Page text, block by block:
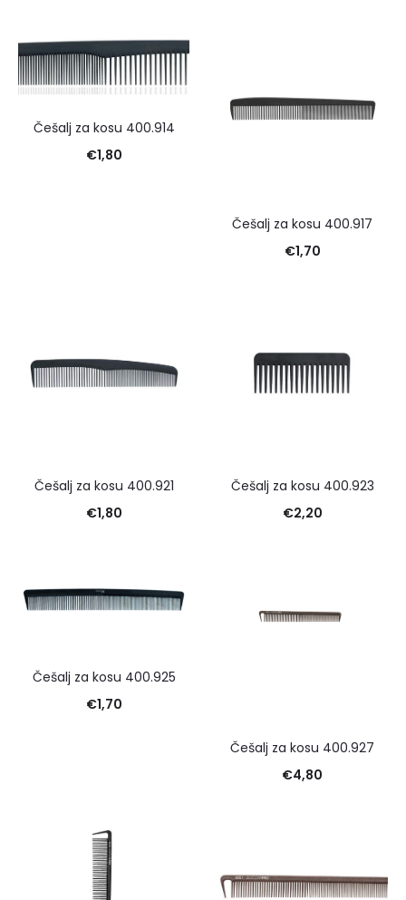
Češalj za kosu 400.914
€1,80
Češalj za kosu 400.917
€1,70
Češalj za kosu 400.921
€1,80
Češalj za kosu 400.923
€2,20
Češalj za kosu 400.925
€1,70
Češalj za kosu 400.927
€4,80